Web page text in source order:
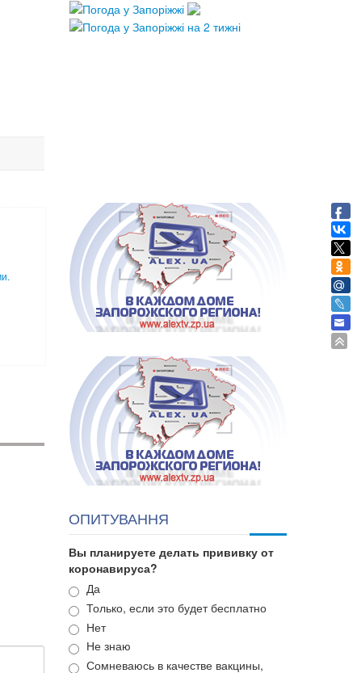
ОПИТУВАННЯ
Вы планируете делать прививку от
коронавируса?
Варианты
Да
Только, если это будет бесплатно
Нет
Не знаю
Сомневаюсь в качестве вакцины,